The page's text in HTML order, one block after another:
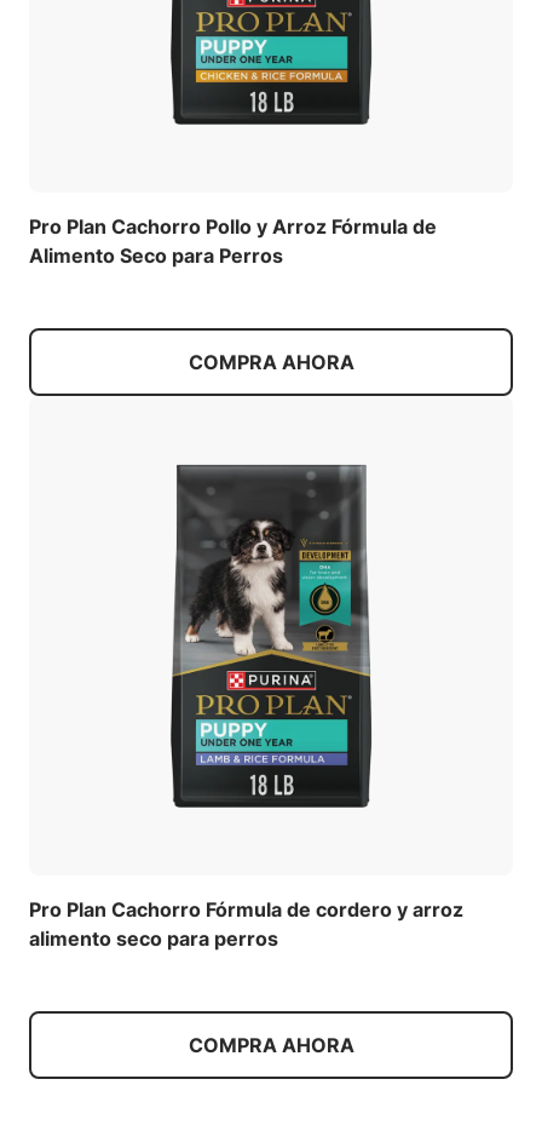
Pro Plan Cachorro Pollo y Arroz Fórmula de
Alimento Seco para Perros
COMPRA AHORA
Pro Plan Cachorro Fórmula de cordero y arroz
alimento seco para perros
COMPRA AHORA